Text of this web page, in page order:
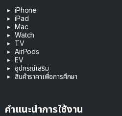
iPhone
iPad
Mac
Watch
TV
AirPods
EV
อุปกรณ์เสริม
สินค้าราคาเพื่อการศึกษา
คำแนะนำการใช้งาน